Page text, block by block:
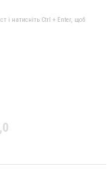
і натисніть Ctrl + Enter, щоб